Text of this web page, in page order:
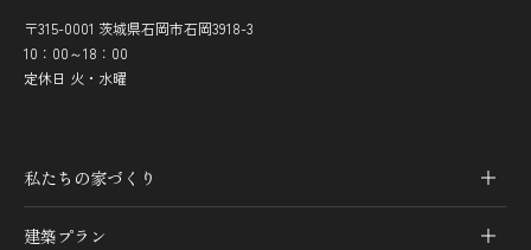
〒315-0001 茨城県石岡市石岡3918-3
10：00～18：00
定休日 火・水曜
私たちの家づくり
建築プラン